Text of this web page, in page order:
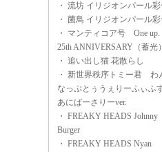
・ 流坊 イリジオンパール
・ 菌鳥 イリジオンパール
・ マンティコア号 One up.
25th ANNIVERSARY（蓄光）
・ 追い出し猫 花散らし
・ 新世界秩序トミー君 わ
なっぷとぅうぇりーふぃふ
あにばーさりーver.
・ FREAKY HEADS Johnny
Burger
・ FREAKY HEADS Nyan